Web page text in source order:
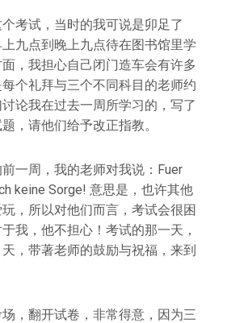
考试，当时的我可说是卯足了
九点到晚上九点待在图书馆里学
，我担心自己闭门造车会有许多
个礼拜与三个不同科目的老师约
论我在过去一周所学习的，写了
，请他们给予改正指教。
一周，我的老师对我说：Fuer
keine Sorge! 意思是，也许其他
，所以对他们而言，考试会很困
我，他不担心！考试的那一天，
，带著老师的鼓励与祝福，来到
，翻开试卷，非常得意，因为三